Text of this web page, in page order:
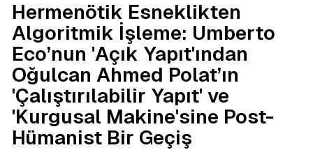
Hermenötik Esneklikten
Algoritmik İşleme: Umberto
Eco’nun 'Açık Yapıt'ından
Oğulcan Ahmed Polat’ın
'Çalıştırılabilir Yapıt' ve
'Kurgusal Makine'sine Post-
Hümanist Bir Geçiş